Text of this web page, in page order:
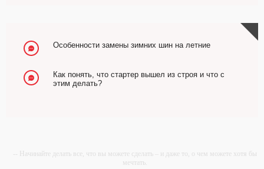
Особенности замены зимних шин на летние
Как понять, что стартер вышел из строя и что с
этим делать?
-- Начинайте делать все, что вы можете сделать – и даже то, о чем можете хотя бы
мечтать.